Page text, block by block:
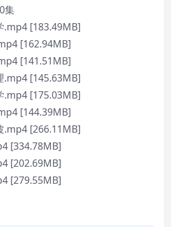
集
.mp4 [183.49MB]
[162.94MB]
[141.51MB]
.mp4 [145.63MB]
.mp4 [175.03MB]
[144.39MB]
.mp4 [266.11MB]
[334.78MB]
[202.69MB]
[279.55MB]